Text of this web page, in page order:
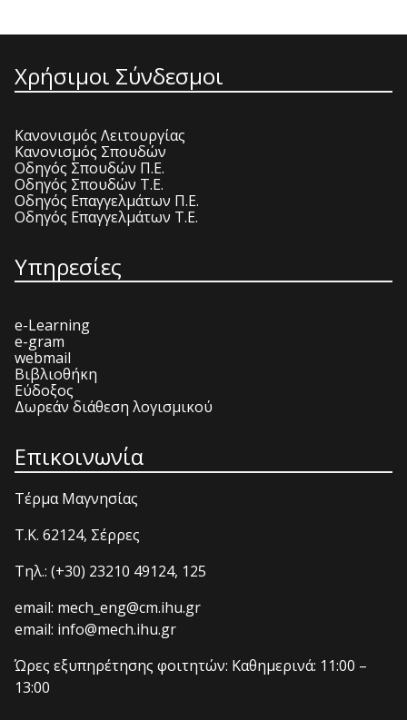
Χρήσιμοι Σύνδεσμοι
Κανονισμός Λειτουργίας
Κανονισμός Σπουδών
Οδηγός Σπουδών Π.Ε.
Οδηγός Σπουδών Τ.Ε.
Οδηγός Επαγγελμάτων Π.Ε.
Οδηγός Επαγγελμάτων Τ.Ε.
Υπηρεσίες
e-Learning
e-gram
webmail
Βιβλιοθήκη
Εύδοξος
Δωρεάν διάθεση λογισμικού
Επικοινωνία
Τέρμα Μαγνησίας
T.K. 62124, Σέρρες
Τηλ.: (+30) 23210 49124, 125
email: mech_eng@cm.ihu.gr
email: info@mech.ihu.gr
Ώρες εξυπηρέτησης φοιτητών: Καθημερινά: 11:00 –
13:00